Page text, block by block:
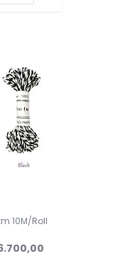
Sparepart Crystal
Bingkai Foto
Crystal Beads &
Hiasan Kue & Cupcake
Cetakan Kue
Kertas Cupcake
Kemasan & Aksesories
Kertas Kado /
Tali, Sticker &
10M/Roll